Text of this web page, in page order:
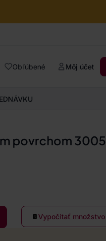
Obľúbené Môj účet
povrchom
Vypočítať množstvo